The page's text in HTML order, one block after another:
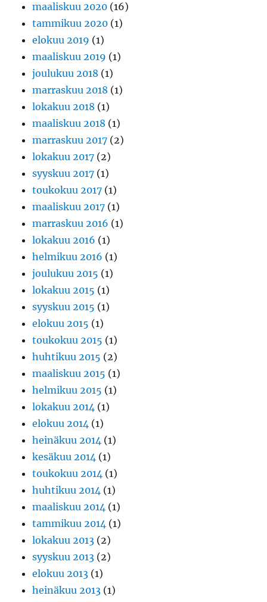
maaliskuu 2020 (16)
tammikuu 2020 (1)
elokuu 2019 (1)
maaliskuu 2019 (1)
joulukuu 2018 (1)
marraskuu 2018 (1)
lokakuu 2018 (1)
maaliskuu 2018 (1)
marraskuu 2017 (2)
lokakuu 2017 (2)
syyskuu 2017 (1)
toukokuu 2017 (1)
maaliskuu 2017 (1)
marraskuu 2016 (1)
lokakuu 2016 (1)
helmikuu 2016 (1)
joulukuu 2015 (1)
lokakuu 2015 (1)
syyskuu 2015 (1)
elokuu 2015 (1)
toukokuu 2015 (1)
huhtikuu 2015 (2)
maaliskuu 2015 (1)
helmikuu 2015 (1)
lokakuu 2014 (1)
elokuu 2014 (1)
heinäkuu 2014 (1)
kesäkuu 2014 (1)
toukokuu 2014 (1)
huhtikuu 2014 (1)
maaliskuu 2014 (1)
tammikuu 2014 (1)
lokakuu 2013 (2)
syyskuu 2013 (2)
elokuu 2013 (1)
heinäkuu 2013 (1)